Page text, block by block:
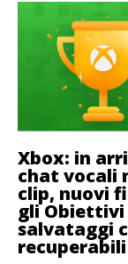
Xbox: in
chat vocali
clip, nuovi
gli Obiettivi
salvataggi
recuperabili